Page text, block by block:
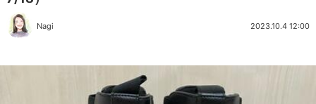
Nagi 2023.10.4 12:00